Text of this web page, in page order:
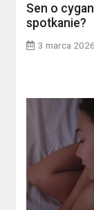
Sen o
spotkanie?
3 marca 2026